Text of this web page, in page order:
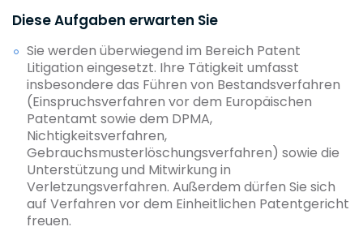
Diese Aufgaben erwarten Sie
Sie werden überwiegend im Bereich Patent
Litigation eingesetzt. Ihre Tätigkeit umfasst
insbesondere das Führen von Bestandsverfahren
(Einspruchsverfahren vor dem Europäischen
Patentamt sowie dem DPMA,
Nichtigkeitsverfahren,
Gebrauchsmusterlöschungsverfahren) sowie die
Unterstützung und Mitwirkung in
Verletzungsverfahren. Außerdem dürfen Sie sich
auf Verfahren vor dem Einheitlichen Patentgericht
freuen.